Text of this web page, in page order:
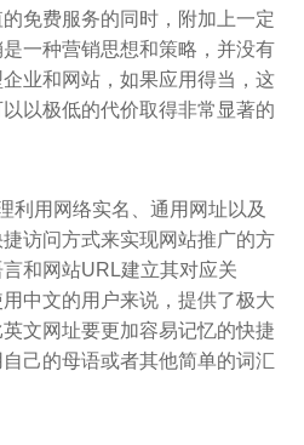
的免费服务的同时，附加上一定
一种营销思想和策略，并没有
业和网站，如果应用得当，这
以极低的代价取得非常显著的
利用网络实名、通用网址以及
访问方式来实现网站推广的方
和网站URL建立其对应关
中文的用户来说，提供了极大
文网址要更加容易记忆的快捷
己的母语或者其他简单的词汇